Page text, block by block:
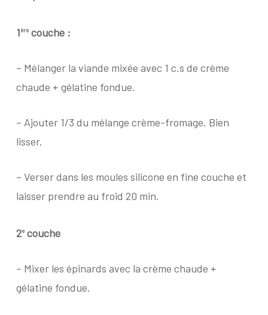
1èrecouche :
– Mélanger la viande mixée avec 1 c.s de crème
chaude + gélatine fondue.
– Ajouter 1/3 du mélange crème-fromage. Bien
lisser.
– Verser dans les moules silicone en fine couche et
laisser prendre au froid 20 min.
2ecouche
– Mixer les épinards avec la crème chaude +
gélatine fondue.